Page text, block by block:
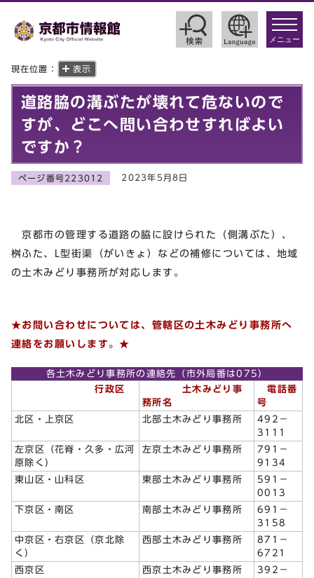
toggle
メニュー
現在位置： 表示
道路脇の溝ぶたが壊れて危ないので
すが、どこへ問い合わせすればよい
ですか？
ページ番号223012 2023年5月8日
京都市の管理する道路の脇に設けられた（側溝ぶた）、
桝ふた、L型街渠（がいきょ）などの補修については、地域
の土木みどり事務所が対応します。
★お問い合わせについては、管轄区の土木みどり事務所へ
連絡をお願いします。★
各土木みどり事務所の連絡先（市外局番は075）
行政区
土木みどり事
務所名
電話番
号
北区・上京区
北部土木みどり事務所
492－
3111
左京区（花脊・久多・広河
原除く）
左京土木みどり事務所
791－
9134
東山区・山科区
東部土木みどり事務所
591－
0013
下京区・南区
南部土木みどり事務所
691－
3158
中京区・右京区（京北除
く）
西部土木みどり事務所
871－
6721
西京区
西京土木みどり事務所
392－